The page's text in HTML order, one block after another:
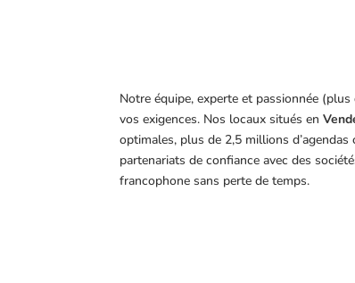
Notre équipe, experte et passionnée
vos exigences. Nos locaux situés en
optimales, plus de 2,5 millions
partenariats de confiance avec des
francophone sans perte de temps.